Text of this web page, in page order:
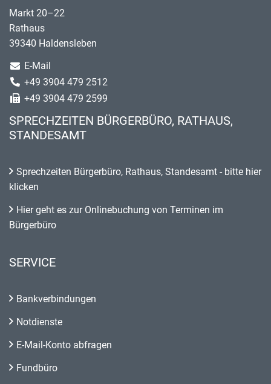
Markt 20–22
Rathaus
39340 Haldensleben
E-Mail
+49 3904 479 2512
+49 3904 479 2599
SPRECHZEITEN BÜRGERBÜRO, RATHAUS,
STANDESAMT
Sprechzeiten Bürgerbüro, Rathaus, Standesamt - bitte hier
klicken
Hier geht es zur Onlinebuchung von Terminen im
Bürgerbüro
SERVICE
Bankverbindungen
Notdienste
E-Mail-Konto abfragen
Fundbüro